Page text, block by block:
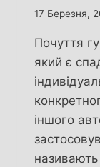
17 Березня,
Почуття
який є
іншого